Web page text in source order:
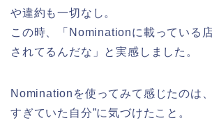
や違約も一切なし。
この時、「Nominationに載っている
されてるんだな」と実感しました。
Nominationを使ってみて感じたのは
すぎていた自分”に気づけたこと。